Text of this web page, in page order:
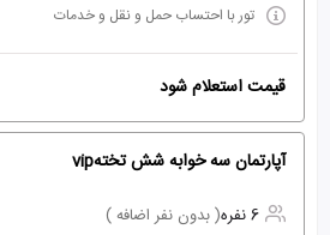
تور با احتساب حمل و نقل و خدمات
قیمت استعلام شود
آپارتمان سه خوابه شش تختهvip
6 نفره
( بدون نفر اضافه )